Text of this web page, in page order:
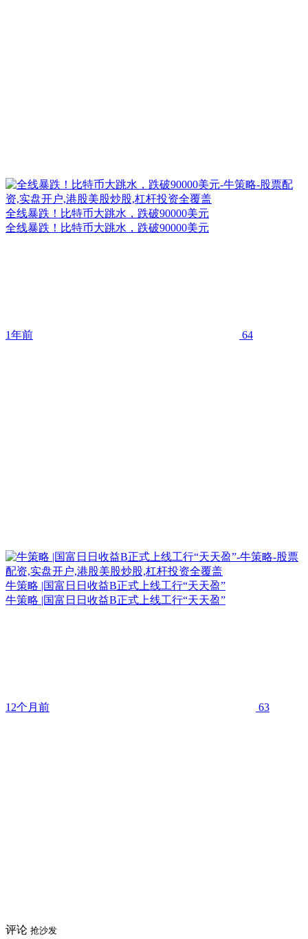
全线暴跌！比特币大跳水，跌破90000美元
全线暴跌！比特币大跳水，跌破90000美元
1年前 64
牛策略 |国富日日收益B正式上线工行“天天盈”
牛策略 |国富日日收益B正式上线工行“天天盈”
12个月前 63
评论 抢沙发